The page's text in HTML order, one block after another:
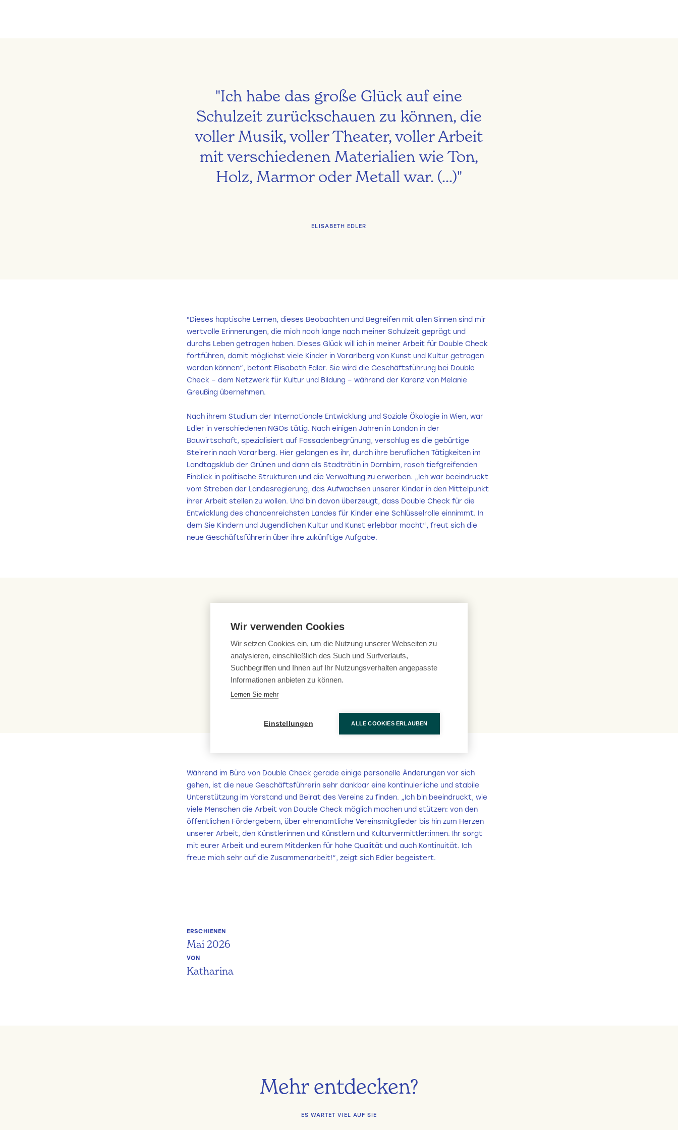
"Ich habe das große Glück auf eine
Schulzeit zurückschauen zu können, die
voller Musik, voller Theater, voller Arbeit
mit verschiedenen Materialien wie Ton,
Holz, Marmor oder Metall war. (...)"
ELISABETH EDLER
"Dieses haptische Lernen, dieses Beobachten und Begreifen mit allen Sinnen sind mir
wertvolle Erinnerungen, die mich noch lange nach meiner Schulzeit geprägt und
durchs Leben getragen haben. Dieses Glück will ich in meiner Arbeit für Double Check
fortführen, damit möglichst viele Kinder in Vorarlberg von Kunst und Kultur getragen
werden können“, betont Elisabeth Edler. Sie wird die Geschäftsführung bei Double
Check – dem Netzwerk für Kultur und Bildung – während der Karenz von Melanie
Greußing übernehmen.
Nach ihrem Studium der Internationale Entwicklung und Soziale Ökologie in Wien, war
Edler in verschiedenen NGOs tätig. Nach einigen Jahren in London in der
Bauwirtschaft, spezialisiert auf Fassadenbegrünung, verschlug es die gebürtige
Steirerin nach Vorarlberg. Hier gelangen es ihr, durch ihre beruflichen Tätigkeiten im
Landtagsklub der Grünen und dann als Stadträtin in Dornbirn, rasch tiefgreifenden
Einblick in politische Strukturen und die Verwaltung zu erwerben. „Ich war beeindruckt
vom Streben der Landesregierung, das Aufwachsen unserer Kinder in den Mittelpunkt
ihrer Arbeit stellen zu wollen. Und bin davon überzeugt, dass Double Check für die
Entwicklung des chancenreichsten Landes für Kinder eine Schlüsselrolle einnimmt. In
dem Sie Kindern und Jugendlichen Kultur und Kunst erlebbar macht“, freut sich die
neue Geschäftsführerin über ihre zukünftige Aufgabe.
Kontaktieren Sie Elisabeth
elisabeth@double-check.at
0681 84126862
Während im Büro von Double Check gerade einige personelle Änderungen vor sich
gehen, ist die neue Geschäftsführerin sehr dankbar eine kontinuierliche und stabile
Unterstützung im Vorstand und Beirat des Vereins zu finden. „Ich bin beeindruckt, wie
viele Menschen die Arbeit von Double Check möglich machen und stützen: von den
öffentlichen Fördergebern, über ehrenamtliche Vereinsmitglieder bis hin zum Herzen
unserer Arbeit, den Künstlerinnen und Künstlern und Kulturvermittler:innen. Ihr sorgt
mit eurer Arbeit und eurem Mitdenken für hohe Qualität und auch Kontinuität. Ich
freue mich sehr auf die Zusammenarbeit!“, zeigt sich Edler begeistert.
ERSCHIENEN
Mai 2026
VON
Katharina
Mehr entdecken?
ES WARTET VIEL AUF SIE
Wir verwenden Cookies
Wir setzen Cookies ein, um die Nutzung unserer Webseiten zu
analysieren, einschließlich des Such und Surfverlaufs,
Suchbegriffen und Ihnen auf Ihr Nutzungsverhalten angepasste
Informationen anbieten zu können.
Lernen Sie mehr
Einstellungen ALLE COOKIES ERLAUBEN